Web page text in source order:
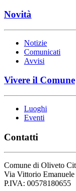
Novità
Notizie
Comunicati
Avvisi
Vivere il Comune
Luoghi
Eventi
Contatti
Comune di Oliveto
Via Vittorio
P.IVA: 00578180655